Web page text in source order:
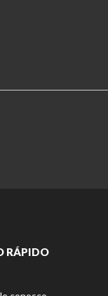
RÁPIDO